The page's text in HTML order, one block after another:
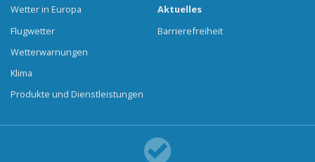
Wetter in Europa
Flugwetter
Wetterwarnungen
Klima
Produkte und Dienstleistungen
Aktuelles
Barrierefreiheit